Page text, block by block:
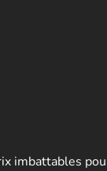
imbattables